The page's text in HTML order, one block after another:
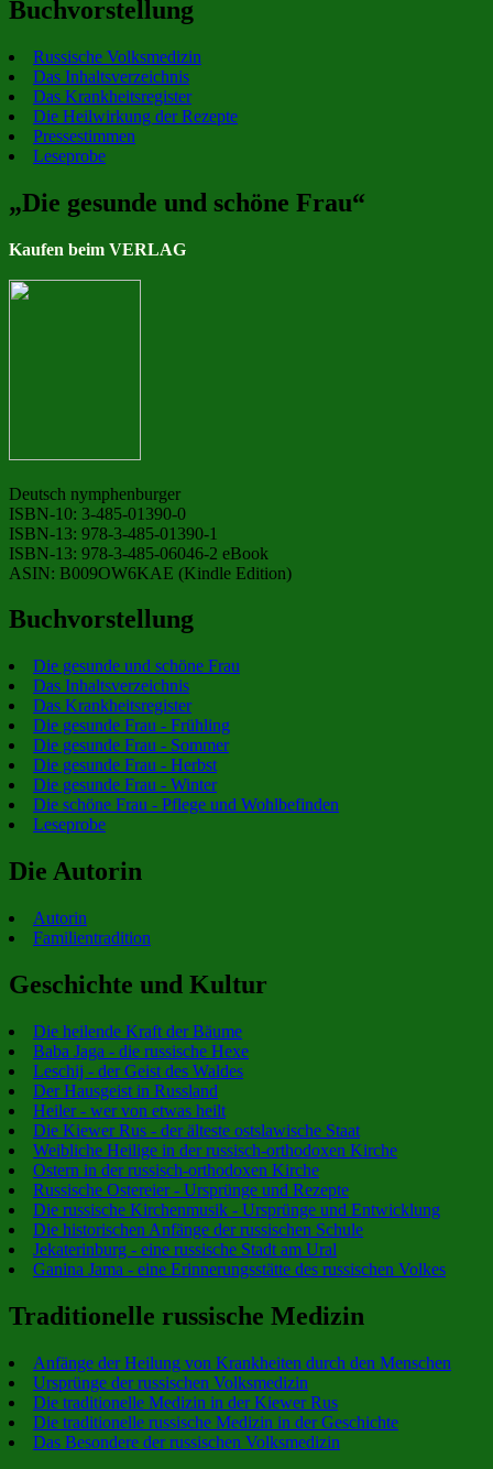
Buchvorstellung
Russische Volksmedizin
Das Inhaltsverzeichnis
Das Krankheitsregister
Die Heilwirkung der Rezepte
Pressestimmen
Leseprobe
„Die gesunde und schöne Frau“
Kaufen beim VERLAG
Deutsch nymphenburger
ISBN-10: 3-485-01390-0
ISBN-13: 978-3-485-01390-1
ISBN-13: 978-3-485-06046-2 eBook
ASIN: B009OW6KAE (Kindle Edition)
Buchvorstellung
Die gesunde und schöne Frau
Das Inhaltsverzeichnis
Das Krankheitsregister
Die gesunde Frau - Frühling
Die gesunde Frau - Sommer
Die gesunde Frau - Herbst
Die gesunde Frau - Winter
Die schöne Frau - Pflege und Wohlbefinden
Leseprobe
Die Autorin
Autorin
Familientradition
Geschichte und Kultur
Die heilende Kraft der Bäume
Baba Jaga - die russische Hexe
Leschij - der Geist des Waldes
Der Hausgeist in Russland
Heiler - wer von etwas heilt
Die Kiewer Rus - der älteste ostslawische Staat
Weibliche Heilige in der russisch-orthodoxen Kirche
Ostern in der russisch-orthodoxen Kirche
Russische Ostereier - Ursprünge und Rezepte
Die russische Kirchenmusik - Ursprünge und Entwicklung
Die historischen Anfänge der russischen Schule
Jekaterinburg - eine russische Stadt am Ural
Ganina Jama - eine Erinnerungsstätte des russischen Volkes
Traditionelle russische Medizin
Anfänge der Heilung von Krankheiten durch den Menschen
Ursprünge der russischen Volksmedizin
Die traditionelle Medizin in der Kiewer Rus
Die traditionelle russische Medizin in der Geschichte
Das Besondere der russischen Volksmedizin